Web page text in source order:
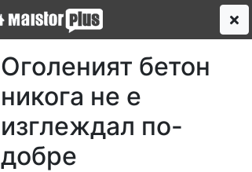
Оголеният бетон
никога не е
изглеждал по-
добре